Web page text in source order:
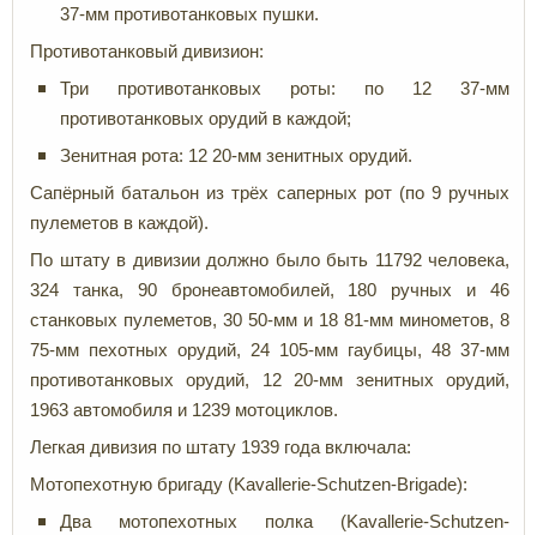
37-мм противотанковых пушки.
Противотанковый дивизион:
Три противотанковых роты: по 12 37-мм
противотанковых орудий в каждой;
Зенитная рота: 12 20-мм зенитных орудий.
Сапёрный батальон из трёх саперных рот (по 9 ручных
пулеметов в каждой).
По штату в дивизии должно было быть 11792 человека,
324 танка, 90 бронеавтомобилей, 180 ручных и 46
станковых пулеметов, 30 50-мм и 18 81-мм минометов, 8
75-мм пехотных орудий, 24 105-мм гаубицы, 48 37-мм
противотанковых орудий, 12 20-мм зенитных орудий,
1963 автомобиля и 1239 мотоциклов.
Легкая дивизия по штату 1939 года включала:
Мотопехотную бригаду (Kavallerie-Schutzen-Brigade):
Два мотопехотных полка (Kavallerie-Schutzen-